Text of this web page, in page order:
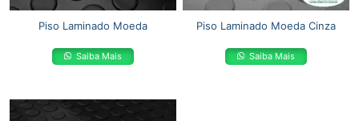
Piso Laminado Moeda
Saiba Mais
Piso Laminado Moeda Cinza
Saiba Mais